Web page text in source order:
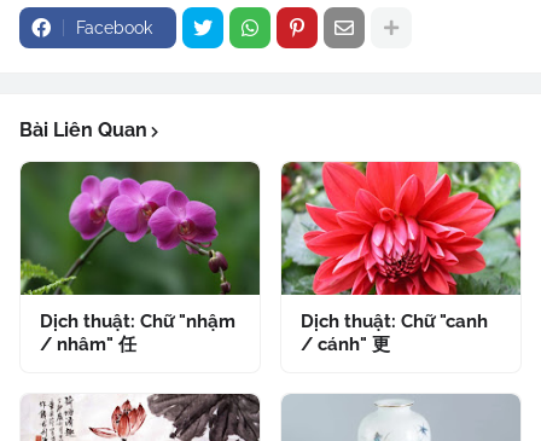
Facebook
Bài Liên Quan
Dịch thuật: Chữ "nhậm
/ nhâm" 任
Dịch thuật: Chữ "canh
/ cánh" 更